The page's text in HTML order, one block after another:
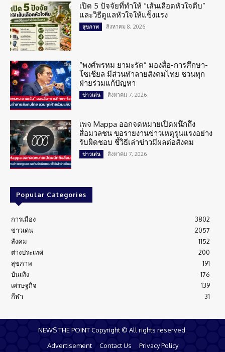
เปิด 5 ปัจจัยที่ทำให้ “เส้นเลือดหัวใจตีบ”
และวิธีดูแลหัวใจให้แข็งแรง
สุขภาพ สิงหาคม 8, 2026
“พงศ์พรหม ยามะรัต” มองสื่อ-การศึกษา-
โซเชียล มีส่วนทำลายสังคมไทย ชวนทุก
ฝ่ายร่วมแก้ปัญหา
ข่าวเด่น สิงหาคม 7, 2026
เพจ Mappa ออกจดหมายเปิดผนึกถึง
สื่อมวลชน ขอรายงานข่าวเหตุรุนแรงอย่าง
รับผิดชอบ ชี้วิธีเล่าข่าวมีผลต่อสังคม
ข่าวเด่น สิงหาคม 7, 2026
Popular Categories
การเมือง
3802
ข่าวเด่น
2057
สังคม
1152
ต่างประเทศ
200
สุขภาพ
191
บันเทิง
176
เศรษฐกิจ
139
กีฬา
31
NEWS THE POINT Copyright © All rights reserved.
Advertisement
Contact Us Privacy Policy